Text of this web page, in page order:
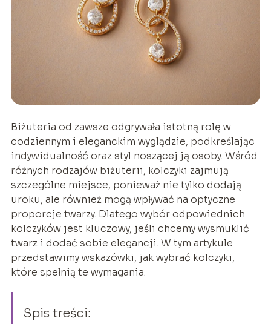
Biżuteria od zawsze odgrywała istotną rolę w
codziennym i eleganckim wyglądzie, podkreślając
indywidualność oraz styl noszącej ją osoby. Wśród
różnych rodzajów biżuterii, kolczyki zajmują
szczególne miejsce, ponieważ nie tylko dodają
uroku, ale również mogą wpływać na optyczne
proporcje twarzy. Dlatego wybór odpowiednich
kolczyków jest kluczowy, jeśli chcemy wysmuklić
twarz i dodać sobie elegancji. W tym artykule
przedstawimy wskazówki, jak wybrać kolczyki,
które spełnią te wymagania.
Spis treści: